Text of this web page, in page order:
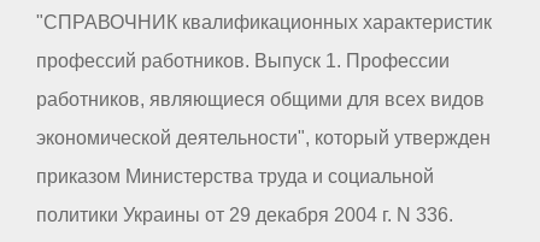
"СПРАВОЧНИК квалификационных характеристик
профессий работников. Выпуск 1. Профессии
работников, являющиеся общими для всех видов
экономической деятельности", который утвержден
приказом Министерства труда и социальной
политики Украины от 29 декабря 2004 г. N 336.